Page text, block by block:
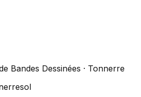
Bandes Dessinées · Tonnerre